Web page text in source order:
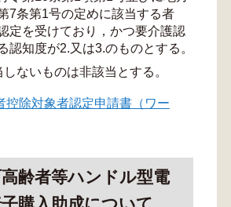
7条第1号の定めに該当する者
定を受けており，かつ要介護認
認知度が2.又は3.のものとする。
ないものは非該当とする。
控除対象者認定申請書（ワー
齢者等ハンドル型電